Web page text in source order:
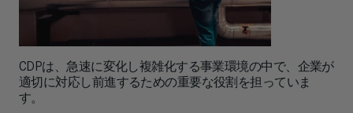
CDPは、急速に変化し複雑化する事業環境の中で、企業が
適切に対応し前進するための重要な役割を担っていま
す。